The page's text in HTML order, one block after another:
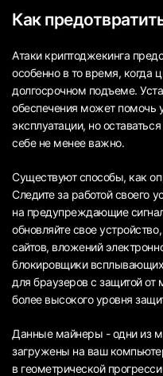
Как
Атаки криптоджекинга
особенно в то время, когда
долгосрочном подъеме.
обеспечения может помочь
эксплуатации, но
себе не менее важно.
Существуют способы, как
Следите за работой своего
на предупреждающие
обновляйте свое
сайтов, вложений
блокировщики
для браузеров с защитой
более высокого уровня
Данные майнеры - одни из
загружены на ваш
в геометрической